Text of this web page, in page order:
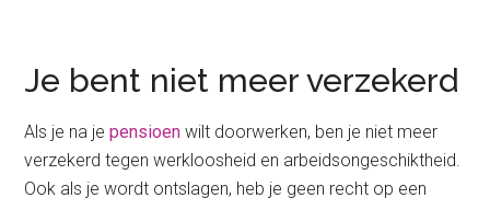
Je bent niet meer verzekerd
Als je na jepensioen wilt doorwerken, ben je niet meer
verzekerd tegen werkloosheid en arbeidsongeschiktheid.
Ook als je wordt ontslagen, heb je geen recht op een